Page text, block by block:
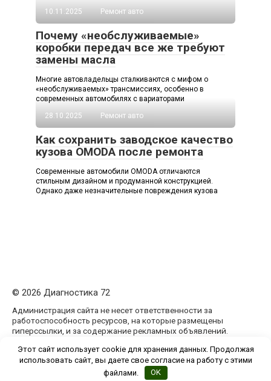
10.11.2025
Ремонт авто
Почему «необслуживаемые»
коробки передач все же требуют
замены масла
Многие автовладельцы сталкиваются с мифом о
«необслуживаемых» трансмиссиях, особенно в
современных автомобилях с вариаторами
28.10.2025
Ремонт авто
Как сохранить заводское качество
кузова OMODA после ремонта
Современные автомобили OMODA отличаются
стильным дизайном и продуманной конструкцией.
Однако даже незначительные повреждения кузова
© 2026 Диагностика 72
Администрация сайта не несет ответственности за
работоспособность ресурсов, на которые размещены
гиперссылки, и за содержание рекламных объявлений.
авторов статей, размещённых на сайте diagnostika72.ru.
Этот сайт использует cookie для хранения данных. Продолжая
использовать сайт, вы даете свое согласие на работу с этими
файлами.
OK